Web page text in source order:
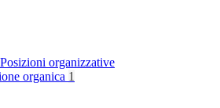
Posizioni organizzative
organica 1